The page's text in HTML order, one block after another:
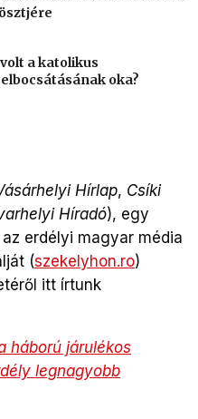
a katolikus
oka?
Hírlap, Csíki
Híradó), egy
az erdélyi magyar média
(szekelyhon.ro)
itt írtunk
háború járulékos
legnagyobb